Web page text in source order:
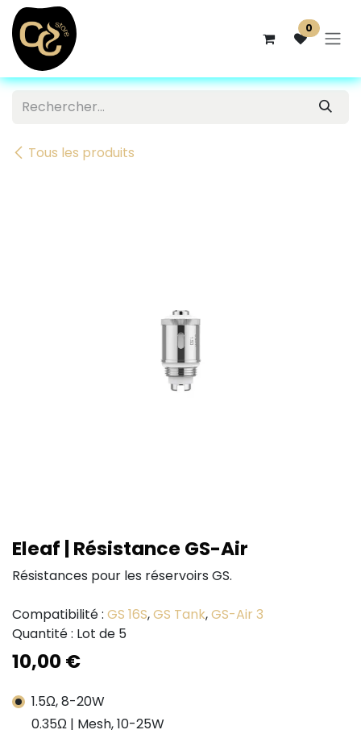
Se rendre au contenu
0
Tous les produits
Eleaf | Résistance GS-Air
Résistances pour les réservoirs GS.
Compatibilité : GS 16S,GS Tank,GS-Air 3
Quantité : Lot de 5
10,00 €
1.5Ω, 8-20W
0.35Ω | Mesh, 10-25W